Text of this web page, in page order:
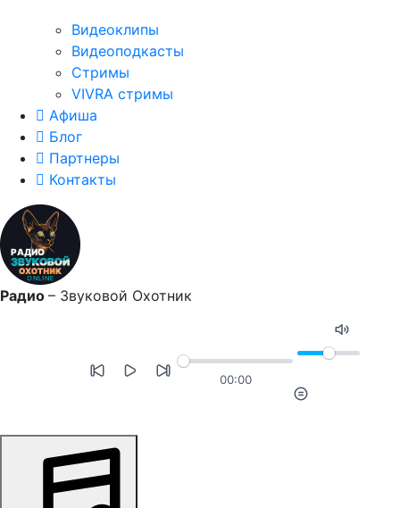
Видеоклипы
Видеоподкасты
Стримы
VIVRA стримы
Афиша
Блог
Партнеры
Контакты
Радио – Звуковой Охотник
00:00